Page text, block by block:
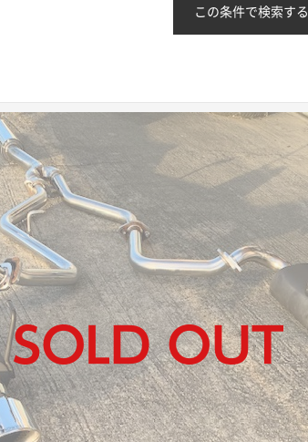
この条件で検索する